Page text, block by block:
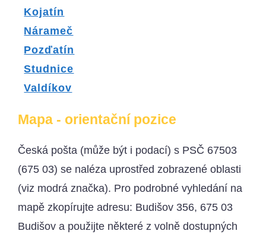
Kojatín
Nárameč
Pozďatín
Studnice
Valdíkov
Mapa - orientační pozice
Česká pošta (může být i podací) s PSČ 67503
(675 03) se naléza uprostřed zobrazené oblasti
(viz modrá značka). Pro podrobné vyhledání na
mapě zkopírujte adresu: Budišov 356, 675 03
Budišov a použijte některé z volně dostupných